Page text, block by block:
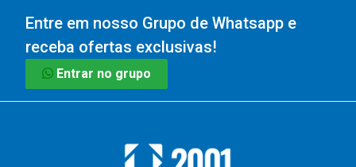
Entre em nosso Grupo de Whatsapp e
receba ofertas exclusivas!
Entrar no grupo